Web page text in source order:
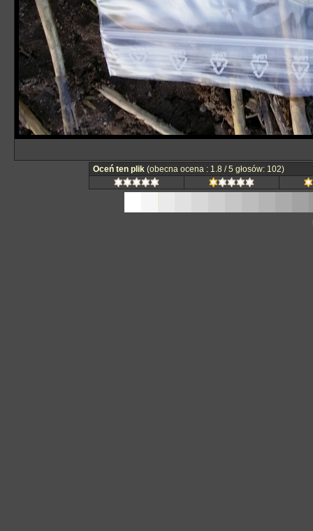
Oceń ten plik (obecna ocena : 1.8 / 5 głosów: 102)